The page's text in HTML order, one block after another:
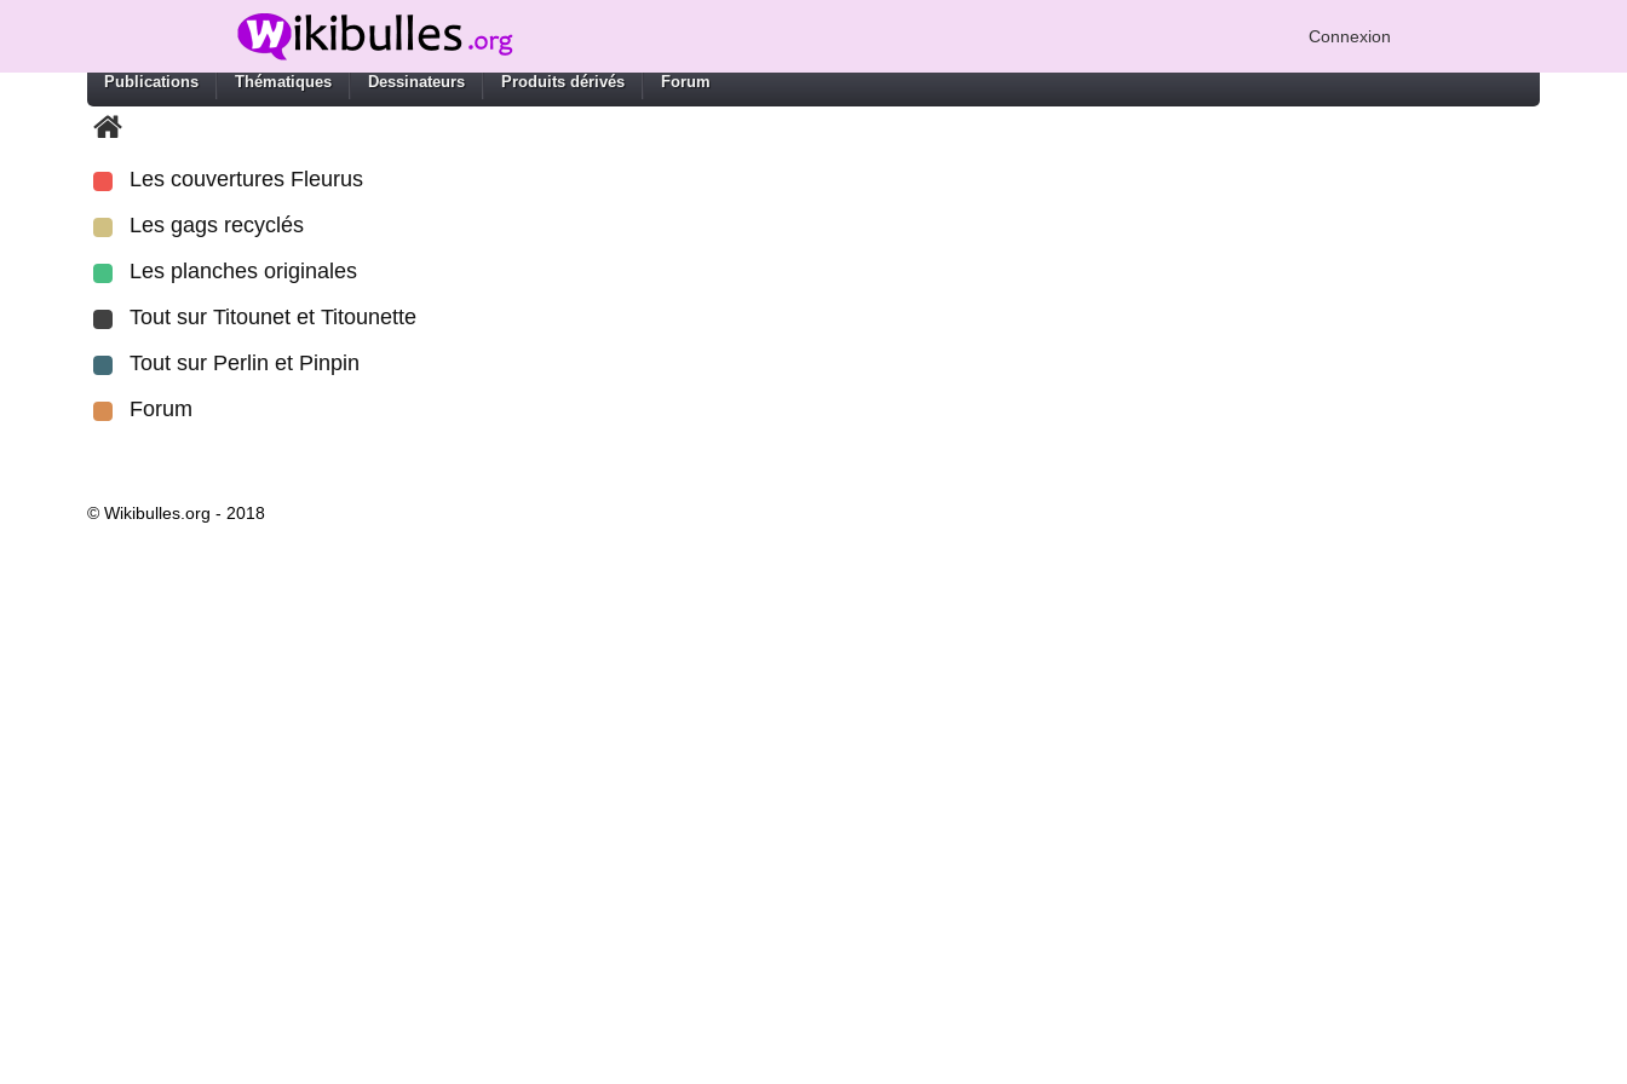
Connexion
Publications Thématiques Dessinateurs Produits dérivés Forum
Les couvertures Fleurus
Les gags recyclés
Les planches originales
Tout sur Titounet et Titounette
Tout sur Perlin et Pinpin
Forum
© Wikibulles.org - 2018